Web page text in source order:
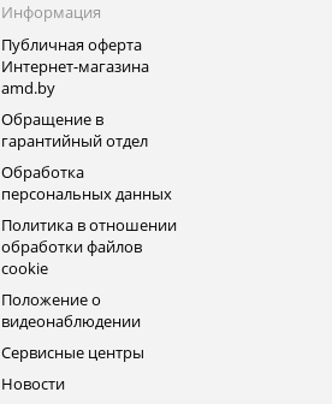
Информация
Публичная оферта
Интернет-магазина
amd.by
Обращение в
гарантийный отдел
Обработка
персональных данных
Политика в отношении
обработки файлов
cookie
Положение о
видеонаблюдении
Сервисные центры
Новости